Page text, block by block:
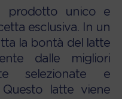
prodotto unico e
esclusiva. In un
la bontà del latte
dalle migliori
selezionate e
latte viene